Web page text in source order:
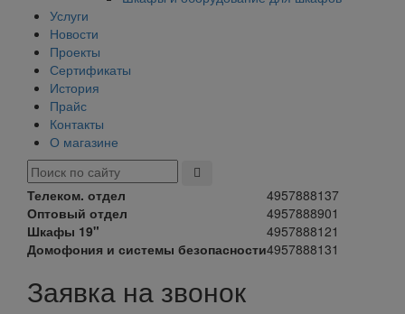
Услуги
Новости
Проекты
Сертификаты
История
Прайс
Контакты
О магазине
Телеком. отдел
4957888137
Оптовый отдел
4957888901
Шкафы 19"
4957888121
Домофония и системы безопасности4957888131
Заявка на звонок